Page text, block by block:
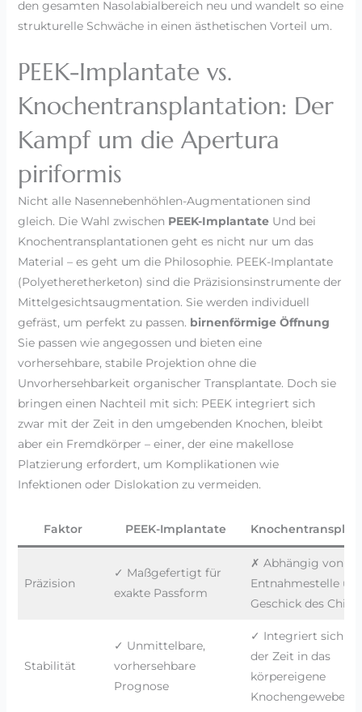
den gesamten Nasolabialbereich neu und wandelt so eine
strukturelle Schwäche in einen ästhetischen Vorteil um.
PEEK-Implantate vs.
Knochentransplantation: Der
Kampf um die Apertura
piriformis
Nicht alle Nasennebenhöhlen-Augmentationen sind
gleich. Die Wahl zwischen PEEK-ImplantateUnd bei
Knochentransplantationen geht es nicht nur um das
Material – es geht um die Philosophie. PEEK-Implantate
(Polyetheretherketon) sind die Präzisionsinstrumente der
Mittelgesichtsaugmentation. Sie werden individuell
gefräst, um perfekt zu passen. birnenförmige Öffnung
Sie passen wie angegossen und bieten eine
vorhersehbare, stabile Projektion ohne die
Unvorhersehbarkeit organischer Transplantate. Doch sie
bringen einen Nachteil mit sich: PEEK integriert sich
zwar mit der Zeit in den umgebenden Knochen, bleibt
aber ein Fremdkörper – einer, der eine makellose
Platzierung erfordert, um Komplikationen wie
Infektionen oder Dislokation zu vermeiden.
Faktor PEEK-Implantate
Präzision
✓ Maßgefertigt für
exakte Passform
✗ Abhängig von
Entnahmestelle
Geschick des
Stabilität
✓ Unmittelbare,
vorhersehbare
Prognose
✓ Integriert sich
der Zeit in das
körpereigene
Knochengewebe.